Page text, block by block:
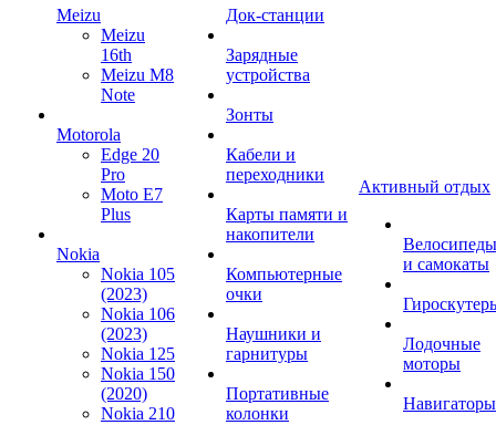
Meizu
Meizu
16th
Meizu M8
Note
Motorola
Edge 20
Pro
Moto E7
Plus
Nokia
Nokia 105
(2023)
Nokia 106
(2023)
Nokia 125
Nokia 150
(2020)
Nokia 210
Док-станции
Зарядные
устройства
Зонты
Кабели и
переходники
Карты памяти и
накопители
Компьютерные
очки
Наушники и
гарнитуры
Портативные
колонки
Активный отдых
Велосипеды
и самокаты
Лодочные
моторы
Навигаторы